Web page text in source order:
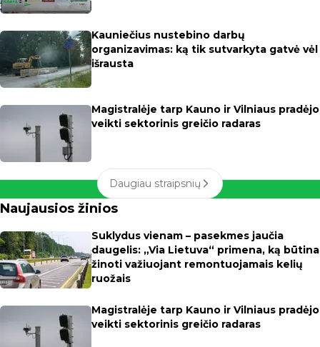
Kauniečius nustebino darbų
organizavimas: ką tik sutvarkyta gatvė vėl
išrausta
Magistralėje tarp Kauno ir Vilniaus pradėjo
veikti sektorinis greičio radaras
Daugiau straipsnių
Naujausios žinios
Suklydus vienam – pasekmes jaučia
daugelis: „Via Lietuva“ primena, ką būtina
žinoti važiuojant remontuojamais kelių
ruožais
Magistralėje tarp Kauno ir Vilniaus pradėjo
veikti sektorinis greičio radaras